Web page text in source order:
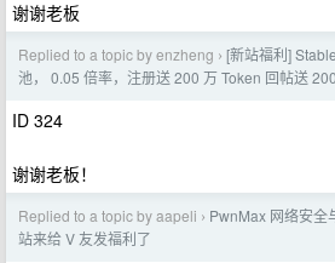
谢谢老板
Replied to a topic by enzheng › [新站福利]
池， 0.05 倍率，注册送 200 万 Token 回帖送
ID 324
谢谢老板！
Replied to a topic by aapeli › PwnMax 网络安全
站来给 V 友发福利了